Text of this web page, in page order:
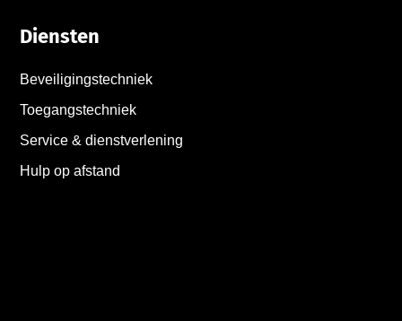
Diensten
Beveiligingstechniek
Toegangstechniek
Service & dienstverlening
Hulp op afstand